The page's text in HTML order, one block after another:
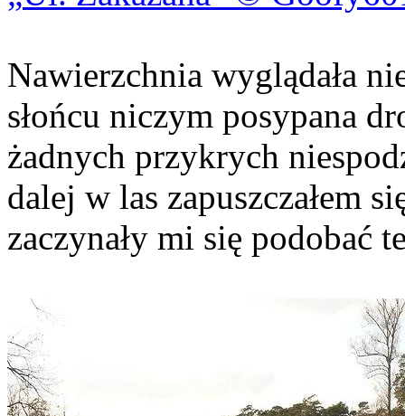
Nawierzchnia wyglądała
słońcu niczym posypana
żadnych przykrych
dalej w las zapuszczałem
zaczynały mi się podobać